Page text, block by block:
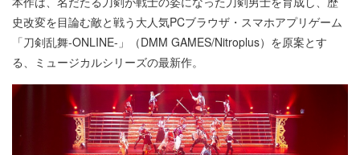
史改変を目論む敵と戦う大人気PCブラウザ・スマホアプリゲーム
「刀剣乱舞-ONLINE-」（DMM GAMES/Nitroplus）を原案とす
る、ミュージカルシリーズの最新作。